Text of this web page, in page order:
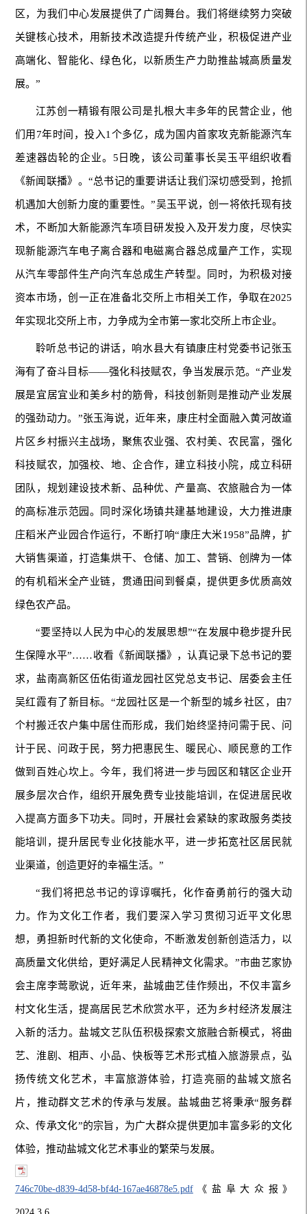
区，为我们中心发展提供了广阔舞台。我们将继续努力突破
关键核心技术，用新技术改造提升传统产业，积极促进产业
高端化、智能化、绿色化，以新质生产力助推盐城高质量发
展。”
江苏创一精锻有限公司是扎根大丰多年的民营企业，他
们用7年时间，投入1个多亿，成为国内首家攻克新能源汽车
差速器齿轮的企业。5日晚，该公司董事长吴玉平组织收看
《新闻联播》。“总书记的重要讲话让我们深切感受到，抢抓
机遇加大创新力度的重要性。”吴玉平说，创一将依托现有技
术，不断加大新能源汽车项目研发投入及开发力度，尽快实
现新能源汽车电子离合器和电磁离合器总成量产工作，实现
从汽车零部件生产向汽车总成生产转型。同时，为积极对接
资本市场，创一正在准备北交所上市相关工作，争取在2025
年实现北交所上市，力争成为全市第一家北交所上市企业。
聆听总书记的讲话，响水县大有镇康庄村党委书记张玉
海有了奋斗目标——强化科技赋农，争当发展示范。“产业发
展是宜居宜业和美乡村的筋骨，科技创新则是推动产业发展
的强劲动力。”张玉海说，近年来，康庄村全面融入黄河故道
片区乡村振兴主战场，聚焦农业强、农村美、农民富，强化
科技赋农，加强校、地、企合作，建立科技小院，成立科研
团队，规划建设技术新、品种优、产量高、农旅融合为一体
的高标准示范园。同时深化场镇共建基地建设，大力推进康
庄稻米产业园合作运行，不断打响“康庄大米1958”品牌，扩
大销售渠道，打造集烘干、仓储、加工、营销、创牌为一体
的有机稻米全产业链，贯通田间到餐桌，提供更多优质高效
绿色农产品。
“要坚持以人民为中心的发展思想”“在发展中稳步提升民
生保障水平”……收看《新闻联播》，认真记录下总书记的要
求，盐南高新区伍佑街道龙园社区党总支书记、居委会主任
吴红霞有了新目标。“龙园社区是一个新型的城乡社区，由7
个村搬迁农户集中居住而形成，我们始终坚持问需于民、问
计于民、问政于民，努力把惠民生、暖民心、顺民意的工作
做到百姓心坎上。今年，我们将进一步与园区和辖区企业开
展多层次合作，组织开展免费专业技能培训，在促进居民收
入提高方面多下功夫。同时，开展社会紧缺的家政服务类技
能培训，提升居民专业化技能水平，进一步拓宽社区居民就
业渠道，创造更好的幸福生活。”
“我们将把总书记的谆谆嘱托，化作奋勇前行的强大动
力。作为文化工作者，我们要深入学习贯彻习近平文化思
想，勇担新时代新的文化使命，不断激发创新创造活力，以
高质量文化供给，更好满足人民精神文化需求。”市曲艺家协
会主席李莺歌说，近年来，盐城曲艺佳作频出，不仅丰富乡
村文化生活，提高居民艺术欣赏水平，还为乡村经济发展注
入新的活力。盐城文艺队伍积极探索文旅融合新模式，将曲
艺、淮剧、相声、小品、快板等艺术形式植入旅游景点，弘
扬传统文化艺术，丰富旅游体验，打造亮丽的盐城文旅名
片，推动群文艺术的传承与发展。盐城曲艺将秉承“服务群
众、传承文化”的宗旨，为广大群众提供更加丰富多彩的文化
体验，推动盐城文化艺术事业的繁荣与发展。
746c70be-d839-4d58-bf4d-167ae46878e5.pdf《盐阜大众报》